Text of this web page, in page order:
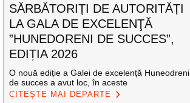
SĂRBĂTORIȚI DE AUTORITĂȚI
LA GALA DE EXCELENŢĂ
”HUNEDORENI DE SUCCES”,
EDIȚIA 2026
O nouă ediție a Galei de excelență Huneodreni
de succes a avut loc, în aceste
CITEȘTE MAI DEPARTE